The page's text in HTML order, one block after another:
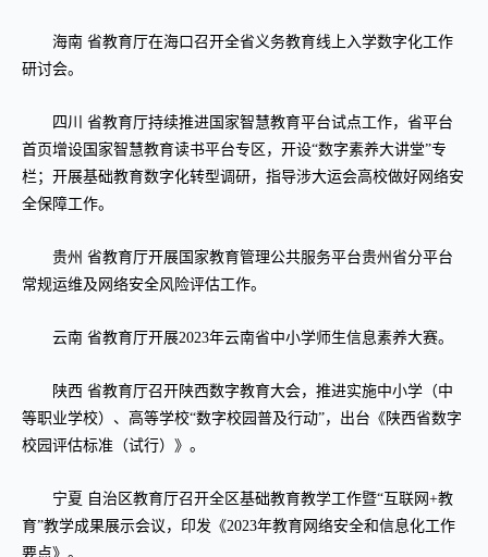
海南 省教育厅在海口召开全省义务教育线上入学数字化工作
研讨会。
四川 省教育厅持续推进国家智慧教育平台试点工作，省平台
首页增设国家智慧教育读书平台专区，开设“数字素养大讲堂”专
栏；开展基础教育数字化转型调研，指导涉大运会高校做好网络安
全保障工作。
贵州 省教育厅开展国家教育管理公共服务平台贵州省分平台
常规运维及网络安全风险评估工作。
云南 省教育厅开展2023年云南省中小学师生信息素养大赛。
陕西 省教育厅召开陕西数字教育大会，推进实施中小学（中
等职业学校）、高等学校“数字校园普及行动”，出台《陕西省数字
校园评估标准（试行）》。
宁夏 自治区教育厅召开全区基础教育教学工作暨“互联网+教
育”教学成果展示会议，印发《2023年教育网络安全和信息化工作
要点》。